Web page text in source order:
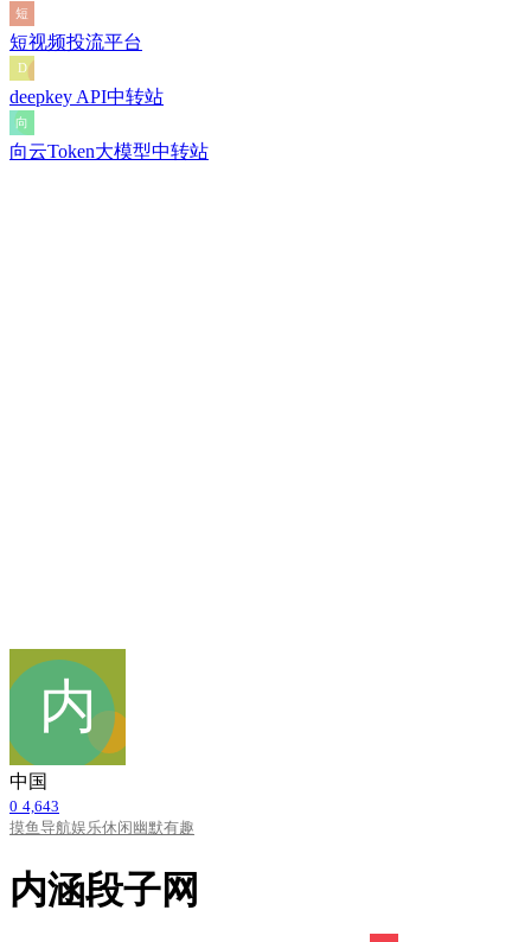
短视频投流平台
deepkey API中转站
向云Token大模型中转站
中国
0 4,643
摸鱼导航娱乐休闲幽默有趣
内涵段子网